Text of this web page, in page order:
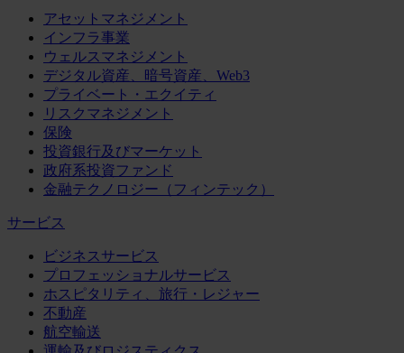
アセットマネジメント
インフラ事業
ウェルスマネジメント
デジタル資産、暗号資産、Web3
プライベート・エクイティ
リスクマネジメント
保険
投資銀行及びマーケット
政府系投資ファンド
金融テクノロジー（フィンテック）
サービス
ビジネスサービス
プロフェッショナルサービス
ホスピタリティ、旅行・レジャー
不動産
航空輸送